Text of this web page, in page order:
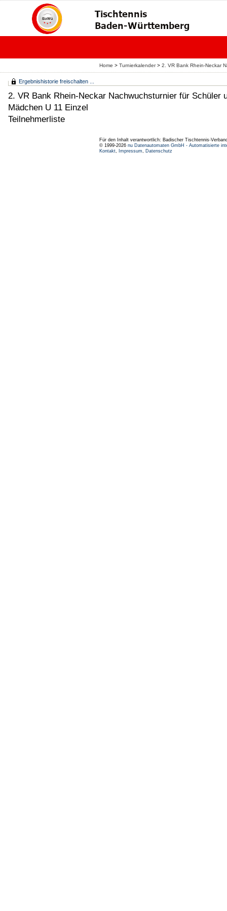
Home > Turnierkalender> 2. VR Bank Rhein-Neckar
Ergebnishistorie freischalten ...
2. VR Bank Rhein-Neckar Nachwuchsturnier für Schüler
Mädchen U 11 Einzel
Teilnehmerliste
Für den Inhalt verantwortlich: Badischer Tischtennis-
© 1999-2026 nu Datenautomaten GmbH - Automatisierte
Kontakt, Impressum, Datenschutz